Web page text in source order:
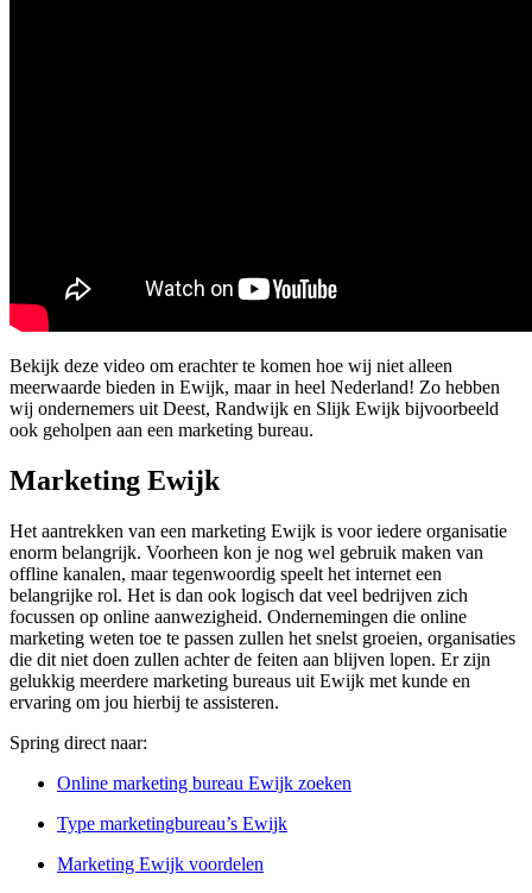
Bekijk deze video om erachter te komen hoe wij niet alleen
meerwaarde bieden in Ewijk, maar in heel Nederland! Zo hebben
wij ondernemers uit Deest, Randwijk en Slijk Ewijk bijvoorbeeld
ook geholpen aan een marketing bureau.
Marketing Ewijk
Het aantrekken van een marketing Ewijk is voor iedere organisatie
enorm belangrijk. Voorheen kon je nog wel gebruik maken van
offline kanalen, maar tegenwoordig speelt het internet een
belangrijke rol. Het is dan ook logisch dat veel bedrijven zich
focussen op online aanwezigheid. Ondernemingen die online
marketing weten toe te passen zullen het snelst groeien, organisaties
die dit niet doen zullen achter de feiten aan blijven lopen. Er zijn
gelukkig meerdere marketing bureaus uit Ewijk met kunde en
ervaring om jou hierbij te assisteren.
Spring direct naar:
Online marketing bureau Ewijk zoeken
Type marketingbureau’s Ewijk
Marketing Ewijk voordelen